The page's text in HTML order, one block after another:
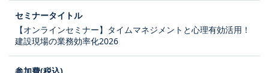
【オンラインセミナー】タイムマネジメントと心理有効活用！
建設現場の業務効率化2026